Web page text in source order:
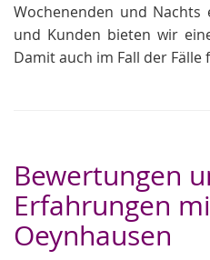
Wochenenden und Nachts
und Kunden bieten wir
Damit auch im Fall der Fälle
Bewertungen
Erfahrungen
Oeynhausen